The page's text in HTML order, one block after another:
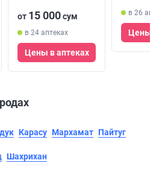
от 15 000сум
в 24 аптеках
Цены в аптеках
в 26
Цены в
Карасу Мархамат Пайтуг
Шахрихан